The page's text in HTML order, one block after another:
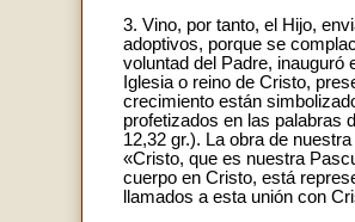
3. Vino, por tanto, el Hijo,
adoptivos, porque se
voluntad del Padre, inauguró
Iglesia o reino de Cristo,
crecimiento están
profetizados en las palabras
12,32 gr.). La obra de
«Cristo, que es nuestra
cuerpo en Cristo, está
llamados a esta unión con